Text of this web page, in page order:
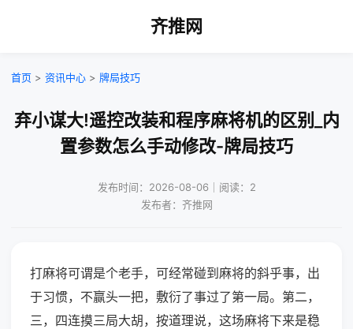
齐推网
首页 > 资讯中心 > 牌局技巧
弃小谋大!遥控改装和程序麻将机的区别_内
置参数怎么手动修改-牌局技巧
发布时间：2026-08-06｜阅读：2
发布者：齐推网
打麻将可谓是个老手，可经常碰到麻将的斜乎事，出
于习惯，不赢头一把，敷衍了事过了第一局。第二，
三，四连摸三局大胡，按道理说，这场麻将下来是稳